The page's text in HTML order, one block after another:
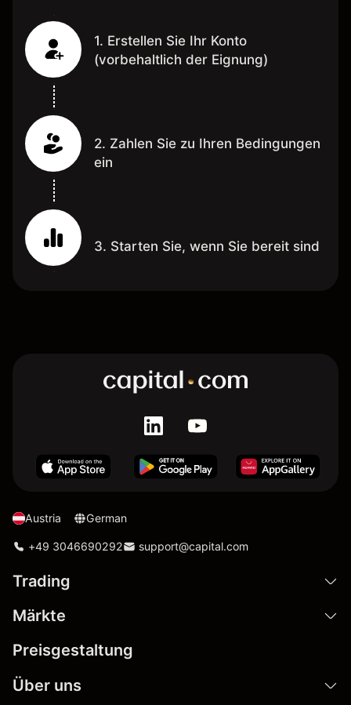
1. Erstellen Sie Ihr Konto
(vorbehaltlich der Eignung)
2. Zahlen Sie zu Ihren Bedingungen
ein
3. Starten Sie, wenn Sie bereit sind
Austria German
+49 3046690292 support@capital.com
Trading
Märkte
Preisgestaltung
Über uns